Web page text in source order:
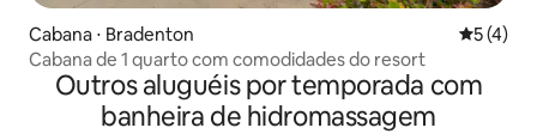
Cabana ⋅ Bradenton 5 de
5 (4)
Cabana de 1 quarto com comodidades do resort
Outros aluguéis por temporada com
banheira de hidromassagem